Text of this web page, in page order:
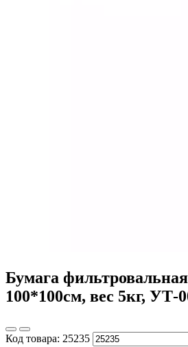
Бумага
100*100см, вес 5кг, УТ-
Код товара: 25235